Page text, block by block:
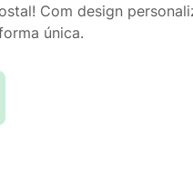
Com design
única.